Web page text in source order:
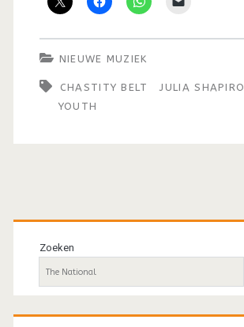
NIEUWE MUZIEK
CHASTITY BELT JULIA SHAPIRO
YOUTH
Primaire
sidebar
Zoeken